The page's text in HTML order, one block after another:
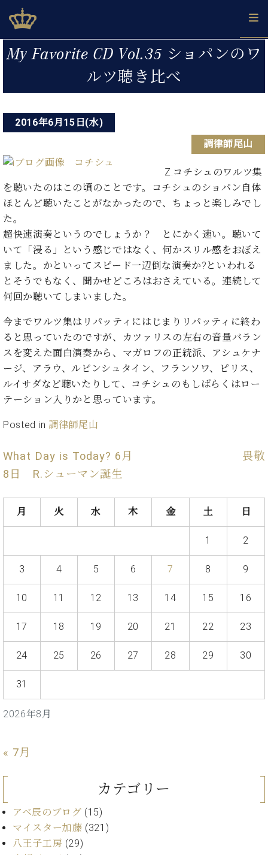
to
content
ベヒシュタインジャパン公式サイト
BECHSTEIN JAPAN Official Site
カ
タ
ベ
シ
ュ
イ
コ
ン
ト /
C.
ベ
ヒ
シ
タ
イ
レ
ジ
デ
ン
C.
ベ
シ
ト
C.
ヒ
C.
ベ
展
ア
ノ
術
ュ
タ
の
ラ
ン
ド
ピ
を
作
る
と
音
色
と
タ
ベ
シ
イ
ャ
ン
の
り
み
ピ
番
ベ
ヒ
シ
タ
イ
の
秘
密
の
名
ヒ
ュ
タ
イ
ン
ブ
ラ
ド
ス
ト
リ
ー
音
家
の
ベ
色
ヒ
シ
ュ
タ
イ
弾
ベ
ヒ
シ
ニ
ス・
イ
ン
ト
ガ
会
録
案
内
各
店
舗
か
の
知
ら
せ
(入
荷
情
プ
ス
ー
知
せ・
メ
ィ
情
ー
サ
ー
ト
ー・
取
扱
店
店
ロ
タ
で、
奏
し
た
い！
学
び
た
い！
録
し
た
い！
い
う
方
お
く
直
舗
オンライン試弾
メルマガ登録
趣
か
ら
格
学
方
迎。
ベヒ
シュ
会
社
報
用
報
ヒ
シ
ュ
タ
イ
ン・
ロ
ン
会
員
ュ
イ
ン・
ャ
My Favorite CD Vol.35 ショパンのワ
ルツ聴き比べ
2016年6月15日(水)
調律師尾山
Z.コチシュのワルツ集
を聴いたのはこの頃のことです。コチシュのショパン自体
ほとんど聴いたことがなかったので、ちょっと楽しみでし
た。
超快速演奏というのでしょうか？ とにかく速い。聴いて
いて「浸る」という感じではなく、何かスリル感をおぼえ
ました。かといってスピード一辺倒な演奏か?といわれる
とそうでもなく、聞かせどころはおさえている。連続して
何回か聴いてしまいました。
今までワルツ集はリパッティにはじまりリパッティに終わ
ると思っていたのですが、カツァリスの左右の音量バラン
スを変えた面白演奏から、マガロフの正統派、アシュケナ
ージ、アラウ、ルビンシュタイン、フランソワ、ピリス、
ルイサダなど聴いたりして、コチシュのもしばらくはロー
テーション入りかと思っています。
Posted in 調律師尾山
投
ゲ
シ
ョ
ン
What Day is Today? 6月
8日 R.シューマン誕生
畏敬
2026年8月
月 火 水 木 金 土 日
1 2
3 4 5 6 7 8 9
10 11 12 13 14 15 16
17 18 19 20 21 22 23
24 25 26 27 28 29 30
31
« 7月
カテゴリー
アベ辰のブログ (15)
マイスター加藤 (321)
八王子工房 (29)